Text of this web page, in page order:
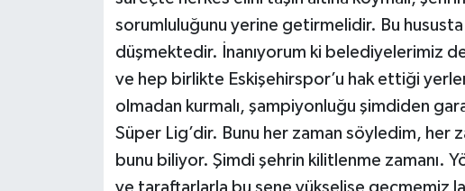
sorumluluğunu yerine getirmelidir. Bu
düşmektedir. İnanıyorum ki belediyelerimiz
ve hep birlikte Eskişehirspor’u hak ettiği
olmadan kurmalı, şampiyonluğu şimdiden
Süper Lig’dir. Bunu her zaman söyledim,
bunu biliyor. Şimdi şehrin kilitlenme zamanı.